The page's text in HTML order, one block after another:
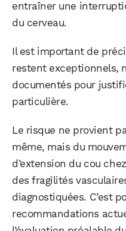
entraîner une
du cerveau.
Il est important de
restent exceptionnels,
documentés pour
particulière.
Le risque ne provient
même, mais du
d’extension du cou
des fragilités
diagnostiquées. C’est
recommandations